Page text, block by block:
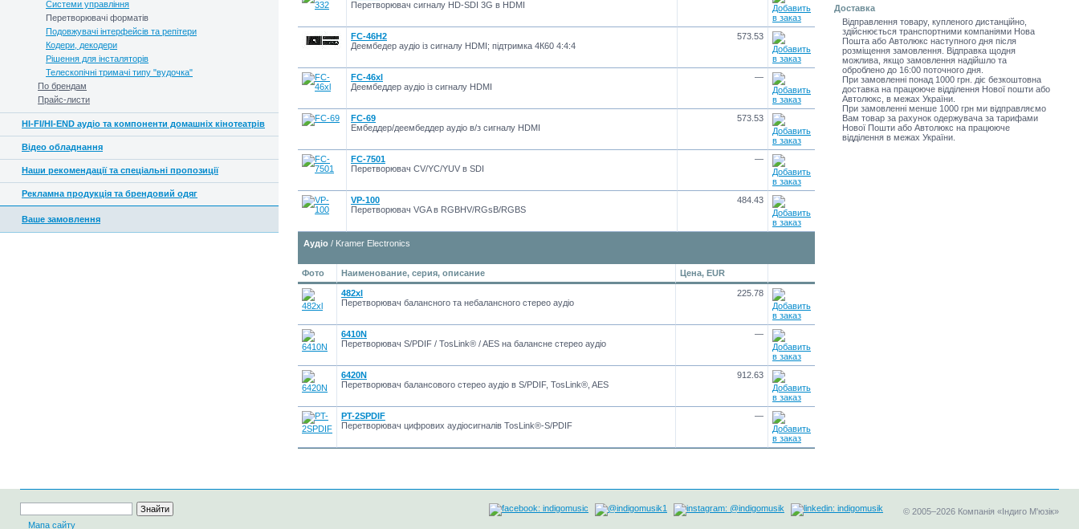
Системи управління
Перетворювачі форматів
Подовжувачі інтерфейсів та репітери
Кодери, декодери
Рішення для інсталяторів
Телескопічні тримачі типу "вудочка"
По брендам
Прайс-листи
HI-FI/HI-END аудіо та компоненти домашніх кінотеатрів
Відео обладнання
Наши рекомендації та спеціальні пропозиції
Рекламна продукція та брендовий одяг
Ваше замовлення
Перетворювач сигналу HD-SDI 3G в HDMI
FC-46H2
Деембедер аудіо із сигналу HDMI; підтримка 4К60 4:4:4
573.53
FC-46xl
Деембеддер аудіо із сигналу HDMI
—
FC-69
Ембеддер/деембеддер аудіо в/з сигналу HDMI
573.53
FC-7501
Перетворювач CV/YC/YUV в SDI
—
VP-100
Перетворювач VGA в RGBHV/RGsB/RGBS
484.43
Аудіо / Kramer Electronics
Фото Наименование, серия, описание Цена, EUR
482xl
Перетворювач балансного та небалансного стерео аудіо
225.78
6410N
Перетворювач S/PDIF / TosLink® / AES на балансне стерео аудіо
—
6420N
Перетворювач балансового стерео аудіо в S/PDIF, TosLink®, AES
912.63
PT-2SPDIF
Перетворювач цифрових аудіосигналів TosLink®-S/PDIF
—
Доставка
Відправлення товару, купленого дистанційно,
здійснюється транспортними компаніями Нова
Пошта або Автолюкс наступного дня після
розміщення замовлення. Відправка щодня
можлива, якщо замовлення надійшло та
оброблено до 16:00 поточного дня.
При замовленні понад 1000 грн. діє безкоштовна
доставка на працююче відділення Нової пошти або
Автолюкс, в межах України.
При замовленні менше 1000 грн ми відправляємо
Вам товар за рахунок одержувача за тарифами
Нової Пошти або Автолюкс на працююче
відділення в межах України.
Мапа сайту
© 2005–2026 Компанія «Індиго М'юзік»